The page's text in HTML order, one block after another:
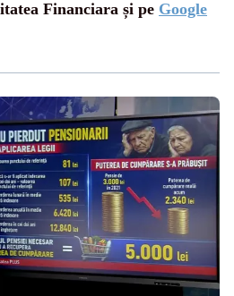
Financiara și pe Google